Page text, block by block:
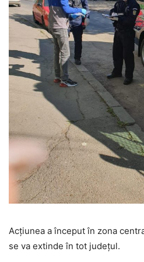
Acțiunea a început în zona
se va extinde în tot județul.